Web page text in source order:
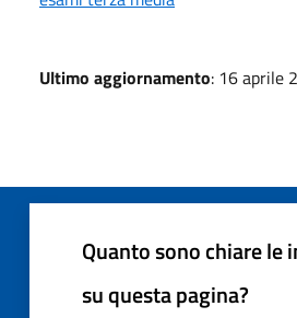
Ultimo aggiornamento: 16 aprile
Quanto sono chiare le
su questa pagina?